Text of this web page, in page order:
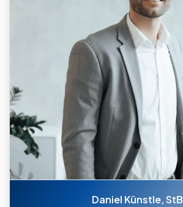
Daniel Künstle, StB